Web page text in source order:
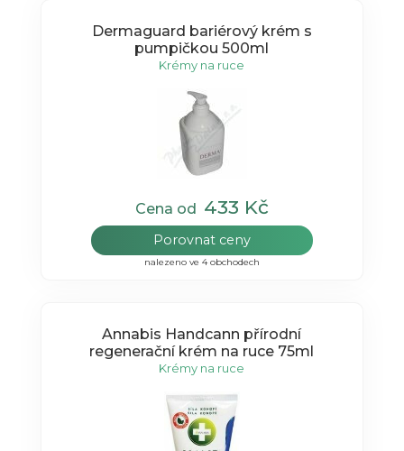
Dermaguard bariérový krém s
pumpičkou 500ml
Krémy na ruce
Cena od 433 Kč
Porovnat ceny
nalezeno ve 4 obchodech
Annabis Handcann přírodní
regenerační krém na ruce 75ml
Krémy na ruce